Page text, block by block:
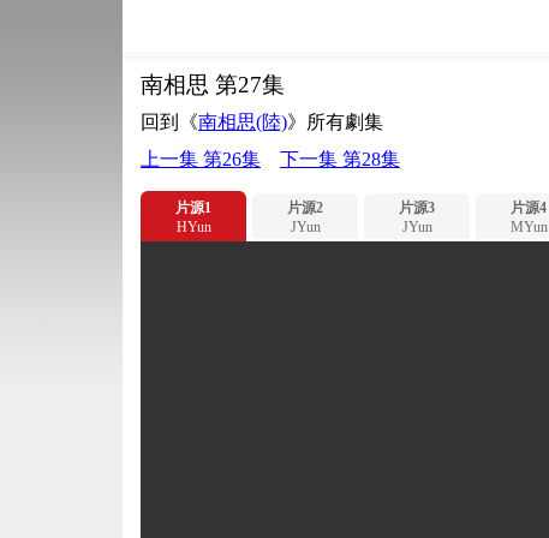
南相思 第27集
回到《南相思(陸)》所有劇集
上一集 第26集
下一集 第28集
片源1
HYun
片源2
JYun
片源3
JYun
片源4
MYun